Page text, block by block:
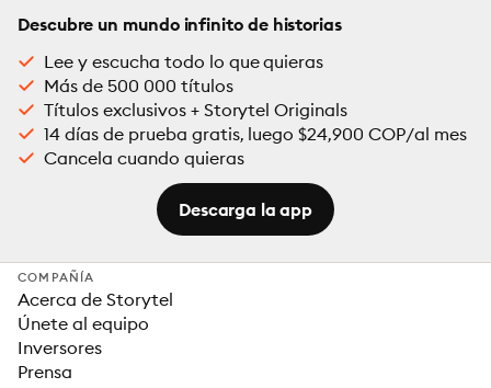
Descubre un mundo infinito de historias
Lee y escucha todo lo que quieras
Más de 500 000 títulos
Títulos exclusivos + Storytel Originals
14 días de prueba gratis, luego $24,900 COP/al mes
Cancela cuando quieras
Descarga la app
COMPAÑÍA
Acerca de Storytel
Únete al equipo
Inversores
Prensa